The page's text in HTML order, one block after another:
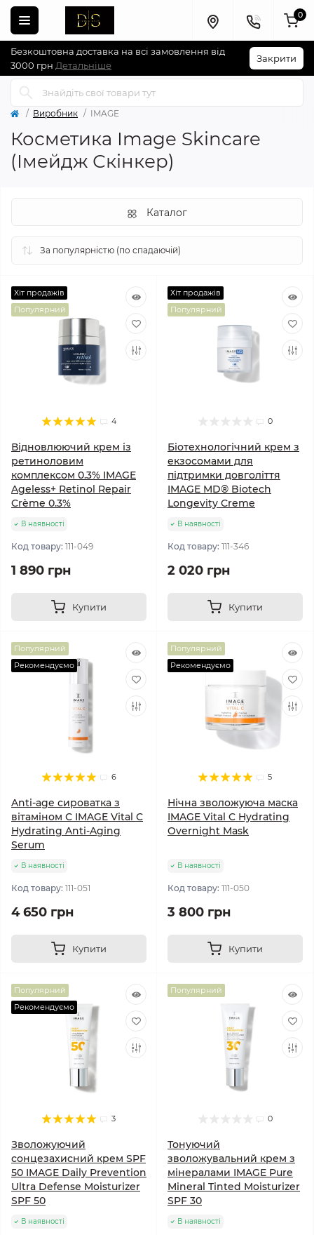
Безкоштовна доставка на всі замовлення від
3000 грн Детальніше
Закрити
0
Виробник IMAGE
Косметика Image Skincare
(Імейдж Скінкер)
Каталог
Хіт продажів
Популярний
4
Відновлюючий крем із
ретиноловим
комплексом 0.3% IMAGE
Ageless+ Retinol Repair
Crème 0.3%
В наявності
Код товару: 111-049
1 890 грн
Купити
Хіт продажів
Популярний
0
Біотехнологічний крем з
екзосомами для
підтримки довголіття
IMAGE MD® Biotech
Longevity Creme
В наявності
Код товару: 111-346
2 020 грн
Купити
Популярний
Рекомендуємо
6
Anti-age сироватка з
вітаміном С IMAGE Vital C
Hydrating Anti-Aging
Serum
В наявності
Код товару: 111-051
4 650 грн
Купити
Популярний
Рекомендуємо
5
Нічна зволожуюча маска
IMAGE Vital C Hydrating
Overnight Mask
В наявності
Код товару: 111-050
3 800 грн
Купити
Популярний
Рекомендуємо
3
Зволожуючий
сонцезахисний крем SPF
50 IMAGE Daily Prevention
Ultra Defense Moisturizer
SPF 50
В наявності
Популярний
0
Тонуючий
зволожувальний крем з
мінералами IMAGE Pure
Mineral Tinted Moisturizer
SPF 30
В наявності